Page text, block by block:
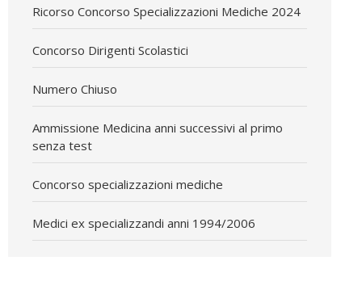
Ricorso Concorso Specializzazioni Mediche 2024
Concorso Dirigenti Scolastici
Numero Chiuso
Ammissione Medicina anni successivi al primo
senza test
Concorso specializzazioni mediche
Medici ex specializzandi anni 1994/2006